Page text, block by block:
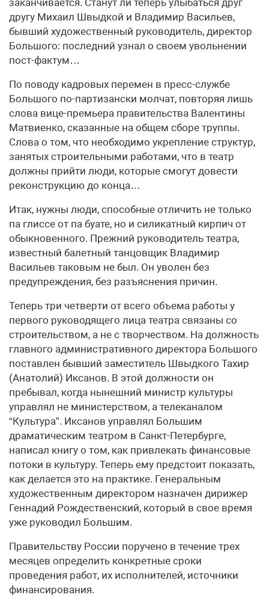
заканчивается. Станут ли теперь улыбаться друг
другу Михаил Швыдкой и Владимир Васильев,
бывший художественный руководитель, директор
Большого: последний узнал о своем увольнении
пост-фактум…
По поводу кадровых перемен в пресс-службе
Большого по-партизански молчат, повторяя лишь
слова вице-премьера правительства Валентины
Матвиенко, сказанные на общем сборе труппы.
Слова о том, что необходимо укрепление структур,
занятых строительными работами, что в театр
должны прийти люди, которые смогут довести
реконструкцию до конца…
Итак, нужны люди, способные отличить не только
па глиссе от па буате, но и силикатный кирпич от
обыкновенного. Прежний руководитель театра,
известный балетный танцовщик Владимир
Васильев таковым не был. Он уволен без
предупреждения, без разъяснения причин.
Теперь три четверти от всего объема работы у
первого руководящего лица театра связаны со
строительством, а не с творчеством. На должность
главного административного директора Большого
поставлен бывший заместитель Швыдкого Тахир
(Анатолий) Иксанов. В этой должности он
пребывал, когда нынешний министр культуры
управлял не министерством, а телеканалом
“Культура”. Иксанов управлял Большим
драматическим театром в Санкт-Петербурге,
написал книгу о том, как привлекать финансовые
потоки в культуру. Теперь ему предстоит показать,
как делается это на практике. Генеральным
художественным директором назначен дирижер
Геннадий Рождественский, который в свое время
уже руководил Большим.
Правительству России поручено в течение трех
месяцев определить конкретные сроки
проведения работ, их исполнителей, источники
финансирования.